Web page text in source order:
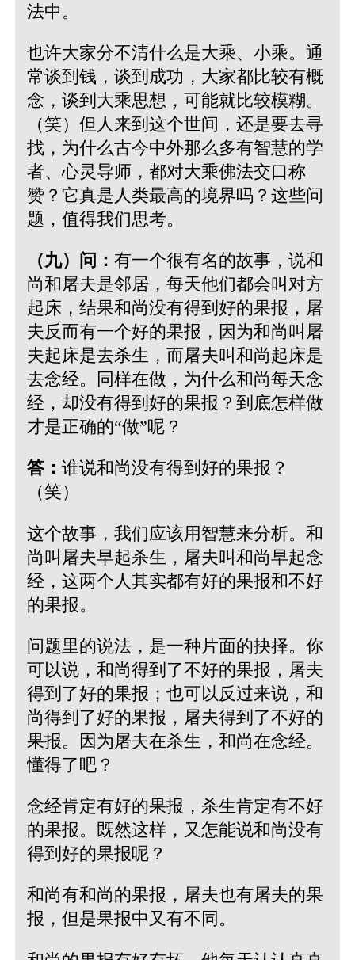
法中。
也许大家分不清什么是大乘、小乘。通
常谈到钱，谈到成功，大家都比较有概
念，谈到大乘思想，可能就比较模糊。
（笑）但人来到这个世间，还是要去寻
找，为什么古今中外那么多有智慧的学
者、心灵导师，都对大乘佛法交口称
赞？它真是人类最高的境界吗？这些问
题，值得我们思考。
（九）问： 有一个很有名的故事，说和
尚和屠夫是邻居，每天他们都会叫对方
起床，结果和尚没有得到好的果报，屠
夫反而有一个好的果报，因为和尚叫屠
夫起床是去杀生，而屠夫叫和尚起床是
去念经。同样在做，为什么和尚每天念
经，却没有得到好的果报？到底怎样做
才是正确的“做”呢？
答： 谁说和尚没有得到好的果报？
（笑）
这个故事，我们应该用智慧来分析。和
尚叫屠夫早起杀生，屠夫叫和尚早起念
经，这两个人其实都有好的果报和不好
的果报。
问题里的说法，是一种片面的抉择。你
可以说，和尚得到了不好的果报，屠夫
得到了好的果报；也可以反过来说，和
尚得到了好的果报，屠夫得到了不好的
果报。因为屠夫在杀生，和尚在念经。
懂得了吧？
念经肯定有好的果报，杀生肯定有不好
的果报。既然这样，又怎能说和尚没有
得到好的果报呢？
和尚有和尚的果报，屠夫也有屠夫的果
报，但是果报中又有不同。